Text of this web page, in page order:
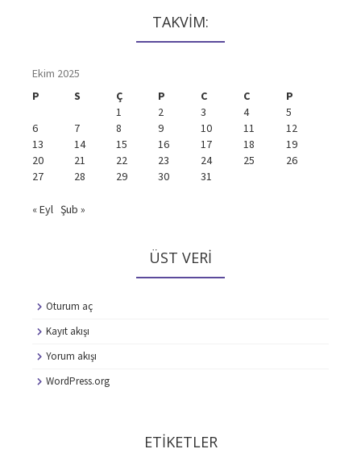
TAKVİM:
Ekim 2025
P
S Ç P C C
P
1
2 3 4
5
6
7 8 9 10 11
12
13
14 15 16 17 18
19
20
21 22 23 24 25
26
27
28 29 30 31
« Eyl Şub »
ÜST VERI
Oturum aç
Kayıt akışı
Yorum akışı
WordPress.org
ETIKETLER